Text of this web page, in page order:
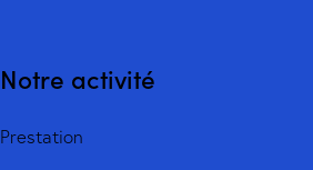
Notre activité
Prestation